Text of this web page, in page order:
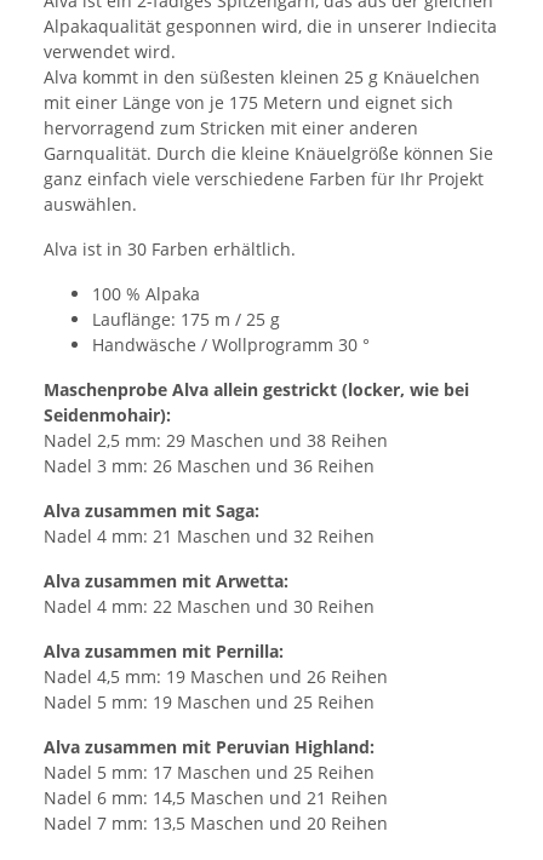
Alpakaqualität gesponnen wird, die in unserer Indiecita
verwendet wird.
Alva kommt in den süßesten kleinen 25 g Knäuelchen
mit einer Länge von je 175 Metern und eignet sich
hervorragend zum Stricken mit einer anderen
Garnqualität. Durch die kleine Knäuelgröße können Sie
ganz einfach viele verschiedene Farben für Ihr Projekt
auswählen.
Alva ist in 30 Farben erhältlich.
100 % Alpaka
Lauflänge: 175 m / 25 g
Handwäsche / Wollprogramm 30 °
Maschenprobe Alva allein gestrickt (locker, wie bei
Seidenmohair):
Nadel 2,5 mm: 29 Maschen und 38 Reihen
Nadel 3 mm: 26 Maschen und 36 Reihen
Alva zusammen mit Saga:
Nadel 4 mm: 21 Maschen und 32 Reihen
Alva zusammen mit Arwetta:
Nadel 4 mm: 22 Maschen und 30 Reihen
Alva zusammen mit Pernilla:
Nadel 4,5 mm: 19 Maschen und 26 Reihen
Nadel 5 mm: 19 Maschen und 25 Reihen
Alva zusammen mit Peruvian Highland:
Nadel 5 mm: 17 Maschen und 25 Reihen
Nadel 6 mm: 14,5 Maschen und 21 Reihen
Nadel 7 mm: 13,5 Maschen und 20 Reihen